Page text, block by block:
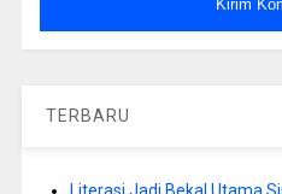
TERBARU